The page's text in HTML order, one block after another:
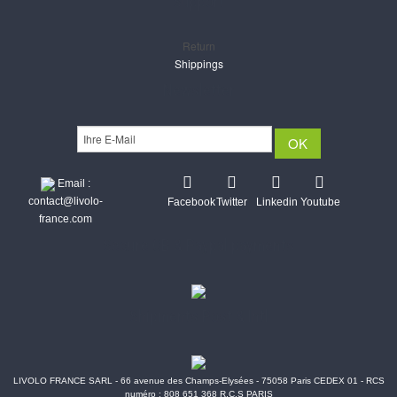
Return
Shippings
Email :
contact@livolo-
france.com
FacebookTwitter Linkedin Youtube
LIVOLO FRANCE SARL - 66 avenue des Champs-Elysées - 75058 Paris CEDEX 01 - RCS
numéro : 808 651 368 R.C.S PARIS